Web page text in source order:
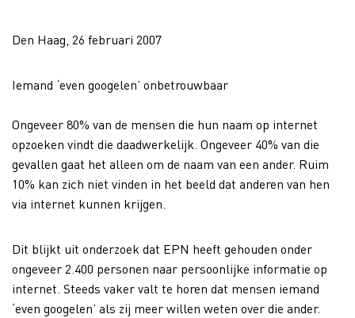
Den Haag, 26 februari 2007
Iemand ‘even googelen’ onbetrouwbaar
Ongeveer 80% van de mensen die hun naam op internet
opzoeken vindt die daadwerkelijk. Ongeveer 40% van die
gevallen gaat het alleen om de naam van een ander. Ruim
10% kan zich niet vinden in het beeld dat anderen van hen
via internet kunnen krijgen.
Dit blijkt uit onderzoek dat EPN heeft gehouden onder
ongeveer 2.400 personen naar persoonlijke informatie op
internet. Steeds vaker valt te horen dat mensen iemand
‘even googelen’ als zij meer willen weten over die ander.